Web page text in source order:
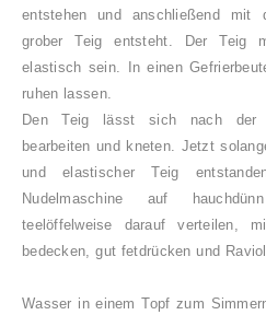
entstehen und anschließend
grober Teig entsteht. Der Teig
elastisch sein. In einen
ruhen lassen.
Den Teig lässt sich nach der
bearbeiten und kneten. Jetzt
und elastischer Teig
Nudelmaschine auf
teelöffelweise darauf verteilen,
bedecken, gut fetdrücken und
Wasser in einem Topf zum